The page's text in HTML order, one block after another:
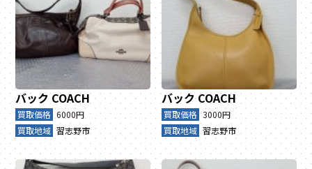
バック COACH
買取価格 6000円
買取地域 習志野市
バック COACH
買取価格 3000円
買取地域 習志野市